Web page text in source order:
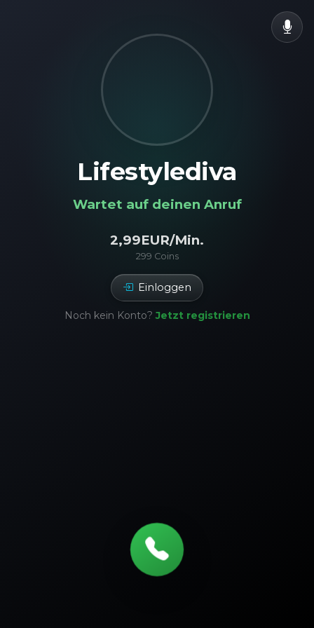
Lifestylediva
Wartet auf deinen Anruf
2,99EUR/Min.
299 Coins
Einloggen
Noch kein Konto?Jetzt registrieren